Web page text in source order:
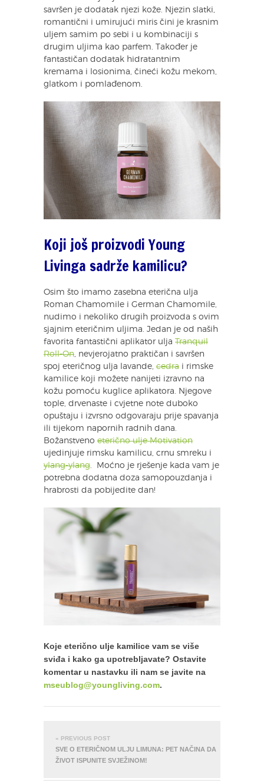
savršen je dodatak njezi kože. Njezin slatki,
romantični i umirujući miris čini je krasnim
uljem samim po sebi i u kombinaciji s
drugim uljima kao parfem. Također je
fantastičan dodatak hidratantnim
kremama i losionima, čineći kožu mekom,
glatkom i pomlađenom.
Koji još proizvodi Young
Livinga sadrže kamilicu?
Osim što imamo zasebna eterična ulja
Roman Chamomile i German Chamomile,
nudimo i nekoliko drugih proizvoda s ovim
sjajnim eteričnim uljima. Jedan je od naših
favorita fantastični aplikator ulja Tranquil
Roll-On, nevjerojatno praktičan i savršen
spoj eteričnog ulja lavande, cedra i rimske
kamilice koji možete nanijeti izravno na
kožu pomoću kuglice aplikatora. Njegove
tople, drvenaste i cvjetne note duboko
opuštaju i izvrsno odgovaraju prije spavanja
ili tijekom napornih radnih dana.
Božanstveno eterično ulje Motivation
ujedinjuje rimsku kamilicu, crnu smreku i
ylang-ylang. Moćno je rješenje kada vam je
potrebna dodatna doza samopouzdanja i
hrabrosti da pobijedite dan!
Koje eterično ulje kamilice vam se više
sviđa i kako ga upotrebljavate? Ostavite
komentar u nastavku ili nam se javite na
mseublog@youngliving.com.
« PREVIOUS POST
SVE O ETERIČNOM ULJU LIMUNA: PET NAČINA DA
ŽIVOT ISPUNITE SVJEŽINOM!